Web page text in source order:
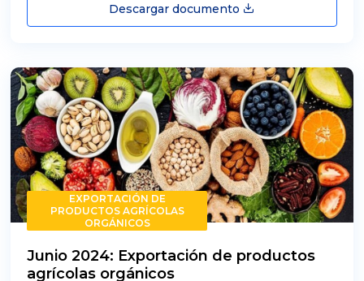
Descargar documento
EXPORTACIÓN DE
PRODUCTOS AGRÍCOLAS
ORGÁNICOS
Junio 2024: Exportación de productos
agrícolas orgánicos